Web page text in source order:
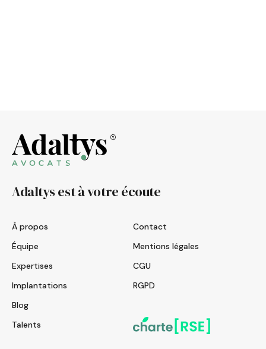
Adaltys est à votre écoute
À propos
Équipe
Expertises
Implantations
Blog
Talents
Contact
Mentions légales
CGU
RGPD